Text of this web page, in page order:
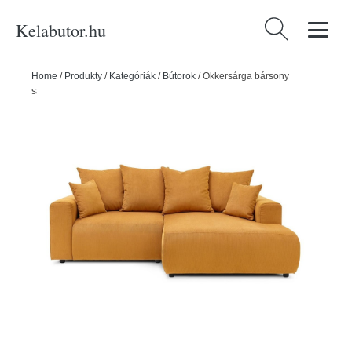
Kelabutor.hu Keresés:
Home / Produkty / Kategóriák / Bútorok /Okkersárga bársony
sarokkanapé Enjoy – Bobochic Paris